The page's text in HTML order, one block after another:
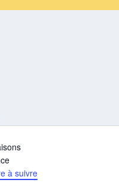
à suivre